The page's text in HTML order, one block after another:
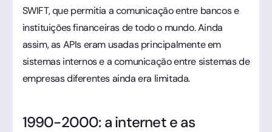
SWIFT, que permitia a comunicação entre bancos e
instituições financeiras de todo o mundo. Ainda
assim, as APIs eram usadas principalmente em
sistemas internos e a comunicação entre sistemas de
empresas diferentes ainda era limitada.
1990-2000: a internet e as